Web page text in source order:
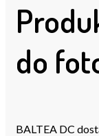
do
BALTEA DC